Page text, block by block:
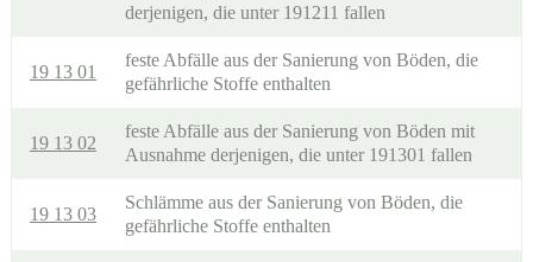
derjenigen, die unter 191211 fallen
19 13 01
feste Abfälle aus der Sanierung von Böden, die
gefährliche Stoffe enthalten
19 13 02
feste Abfälle aus der Sanierung von Böden mit
Ausnahme derjenigen, die unter 191301 fallen
19 13 03
Schlämme aus der Sanierung von Böden, die
gefährliche Stoffe enthalten